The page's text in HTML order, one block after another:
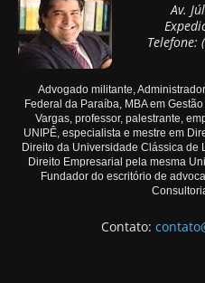
Av.
Telefone:
Advogado militante,
Federal da Paraíba, MBA em
Vargas, professor, palestrante,
UNIPÊ, especialista e mestre em
Direito da Universidade Clássica de
Direito Empresarial pela mesma
Fundador do escritório de
Contato: